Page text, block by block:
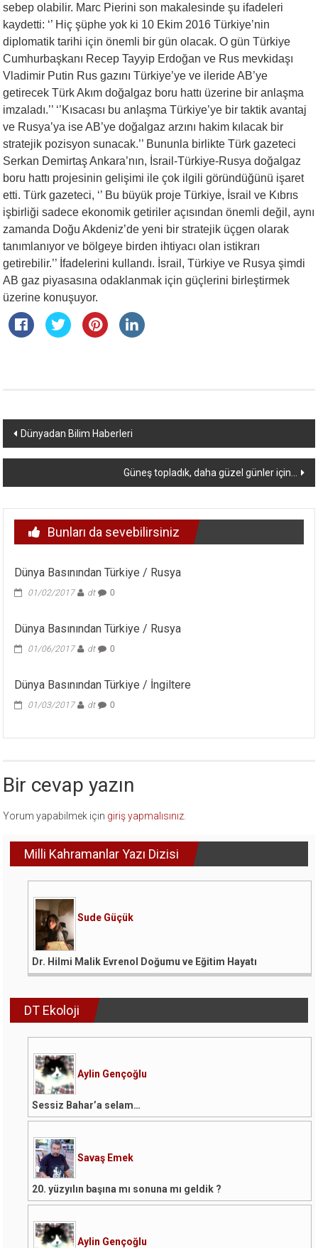
sebep olabilir. Marc Pierini son makalesinde şu ifadeleri
kaydetti: ‘’ Hiç şüphe yok ki 10 Ekim 2016 Türkiye’nin
diplomatik tarihi için önemli bir gün olacak. O gün Türkiye
Cumhurbaşkanı Recep Tayyip Erdoğan ve Rus mevkidaşı
Vladimir Putin Rus gazını Türkiye’ye ve ileride AB’ye
getirecek Türk Akım doğalgaz boru hattı üzerine bir anlaşma
imzaladı.’’ ‘’Kısacası bu anlaşma Türkiye’ye bir taktik avantaj
ve Rusya’ya ise AB’ye doğalgaz arzını hakim kılacak bir
stratejik pozisyon sunacak.’’ Bununla birlikte Türk gazeteci
Serkan Demirtaş Ankara’nın, İsrail-Türkiye-Rusya doğalgaz
boru hattı projesinin gelişimi ile çok ilgili göründüğünü işaret
etti. Türk gazeteci, ‘’ Bu büyük proje Türkiye, İsrail ve Kıbrıs
işbirliği sadece ekonomik getiriler açısından önemli değil, aynı
zamanda Doğu Akdeniz’de yeni bir stratejik üçgen olarak
tanımlanıyor ve bölgeye birden ihtiyacı olan istikrarı
getirebilir.’’ İfadelerini kullandı. İsrail, Türkiye ve Rusya şimdi
AB gaz piyasasına odaklanmak için güçlerini birleştirmek
üzerine konuşuyor.
Yazı
dolaşımı
Dünyadan Bilim Haberleri
Güneş topladık, daha güzel günler için…
Bunları da sevebilirsiniz
Dünya Basınından Türkiye / Rusya
01/02/2017 dt 0
Dünya Basınından Türkiye / Rusya
01/06/2017 dt 0
Dünya Basınından Türkiye / İngiltere
01/03/2017 dt 0
Bir cevap yazın
Yorum yapabilmek için giriş yapmalısınız
Milli Kahramanlar Yazı Dizisi
Sude Güçük
Dr. Hilmi Malik Evrenol Doğumu ve Eğitim Hayatı
DT Ekoloji
Aylin Gençoğlu
Sessiz Bahar’a selam…
Savaş Emek
20. yüzyılın başına mı sonuna mı geldik ?
Aylin Gençoğlu